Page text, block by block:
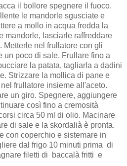
il bollore spegnere il fuoco.
le mandorle sgusciate e
a mollo in acqua fredda la
mandorle, lasciarle raffreddare
Metterle nel frullatore con gli
un poco di sale. Frullare fino a
la patata, tagliarla a dadini
Strizzare la mollica di pane e
frullatore insieme all'aceto.
un giro. Spegnere, aggiungere
così fino a cremosità
circa 50 ml di olio. Macinare
di sale e la skordalià è pronta.
con coperchio e sistemare in
dal frigo 10 minuti prima di
filetti di baccalà fritti e